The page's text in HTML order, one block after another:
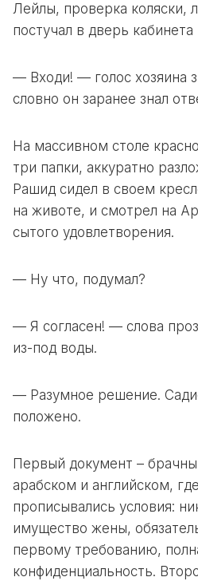
Лейлы, проверка коляски,
постучал в дверь
— Входи! — голос хозяина
словно он заранее знал
На массивном столе
три папки, аккуратно
Рашид сидел в своем
на животе, и смотрел на
сытого удовлетворения.
— Ну что, подумал?
— Я согласен! — слова
из-под воды.
— Разумное решение.
положено.
Первый документ –
арабском и английском,
прописывались условия:
имущество жены,
первому требованию,
конфиденциальность.